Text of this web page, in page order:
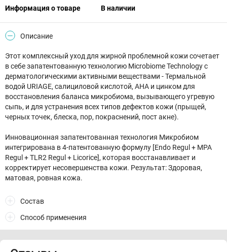
Информация о товаре В наличии
Описание
Этот комплексный уход для жирной проблемной кожи сочетает
в себе запатентованную технологию Microbiome Technology c
дерматологическими активными веществами - Термальной
водой URIAGE, салициловой кислотой, АНА и цинком для
восстановления баланса микробиома, вызывающего угревую
сыпь, и для устранения всех типов дефектов кожи (прыщей,
черных точек, блеска, пор, покраснений, пост акне).
Инновационная запатентованная технология Микробиом
интегрирована в 4-патентованную формулу [Endo Regul + MPA
Regul + TLR2 Regul + Licorice], которая восстанавливает и
корректирует несовершенства кожи. Результат: Здоровая,
матовая, ровная кожа.
Состав
Способ применения